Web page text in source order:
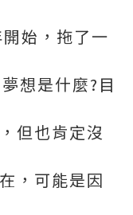
始，拖了一
想是什麼?目
但也肯定沒
，可能是因